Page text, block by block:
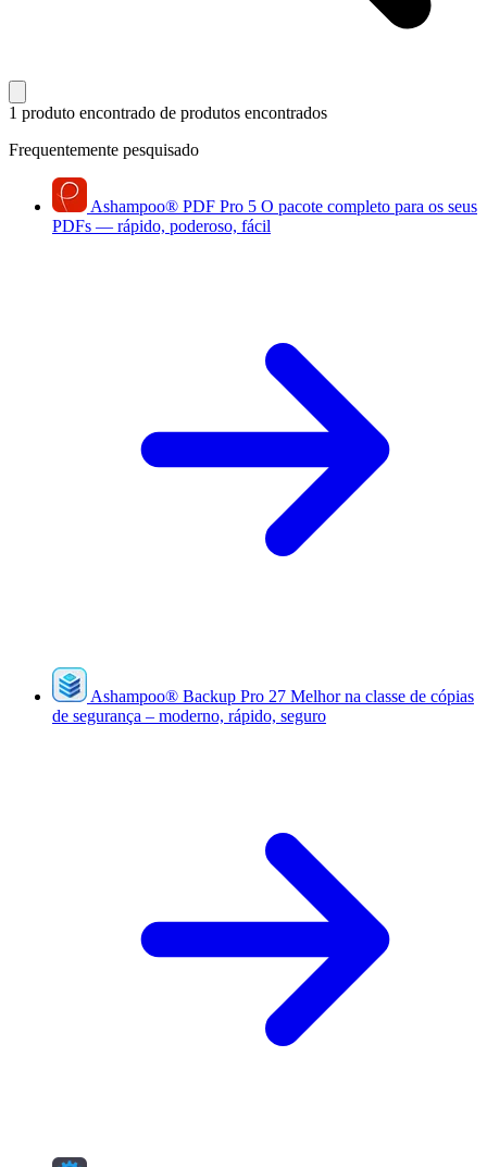
1 produto encontrado de produtos encontrados
Frequentemente pesquisado
Ashampoo® PDF Pro 5 O pacote completo para os seus
PDFs — rápido, poderoso, fácil
Ashampoo® Backup Pro 27 Melhor na classe de cópias
de segurança – moderno, rápido, seguro